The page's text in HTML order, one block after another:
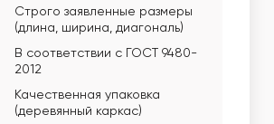
Строго заявленные размеры
(длина, ширина, диагональ)
В соответствии с ГОСТ 9480-
2012
Качественная упаковка
(деревянный каркас)